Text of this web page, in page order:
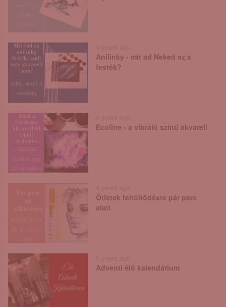
Anilinky - mit ad Neked ez a
festék?
Ecoline - a vibráló színű akvarell
Ötletek feltöltődésre pár perc
alatt
Adventi élő kalendárium